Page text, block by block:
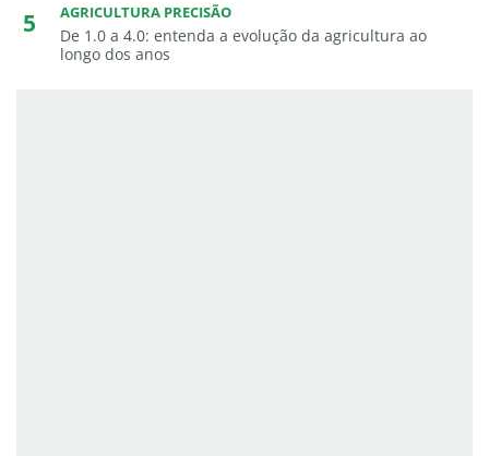
AGRICULTURA PRECISÃO
De 1.0 a 4.0: entenda a evolução da agricultura ao
longo dos anos